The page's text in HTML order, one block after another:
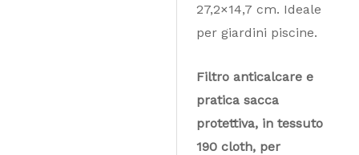
27,2×14,7 cm. Ideale
per giardini piscine.
Filtro anticalcare e
pratica sacca
protettiva, in tessuto
190 cloth, per